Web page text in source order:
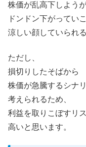
株価が乱高下しようが
ドンドン下がってい
涼しい顔していられ
ただし、
損切りしたそばから
株価が急騰するシナ
考えられるため、
利益を取りこぼすリ
高いと思います。